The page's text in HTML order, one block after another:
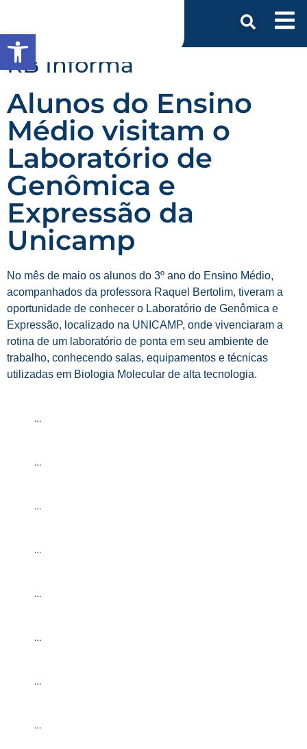
RB Informa
Alunos do Ensino
Médio visitam o
Laboratório de
Genômica e
Expressão da
Unicamp
No mês de maio os alunos do 3º ano do Ensino Médio,
acompanhados da professora Raquel Bertolim, tiveram a
oportunidade de conhecer o Laboratório de Genômica e
Expressão, localizado na UNICAMP, onde vivenciaram a
rotina de um laboratório de ponta em seu ambiente de
trabalho, conhecendo salas, equipamentos e técnicas
utilizadas em Biologia Molecular de alta tecnologia.
…
…
…
…
…
…
…
…
Abrir a barra de ferramentas